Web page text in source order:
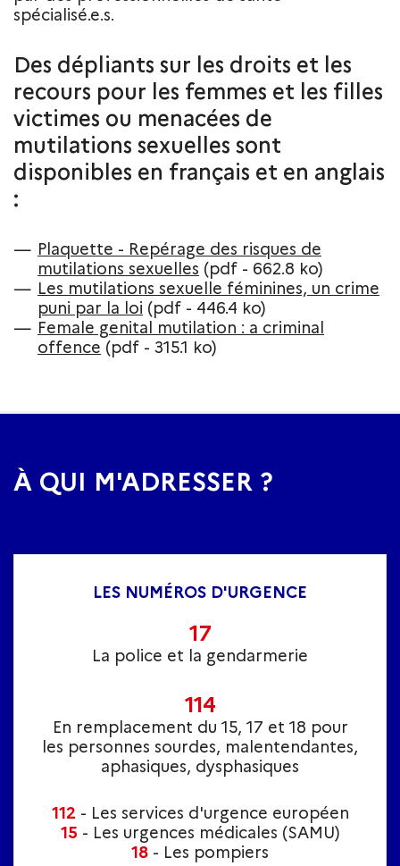
spécialisé.e.s.
Des dépliants sur les droits et les
recours pour les femmes et les filles
victimes ou menacées de
mutilations sexuelles sont
disponibles en français et en anglais
:
Plaquette - Repérage des risques de
mutilations sexuelles (pdf - 662.8 ko)
Les mutilations sexuelle féminines, un crime
puni par la loi (pdf - 446.4 ko)
Female genital mutilation : a criminal
offence (pdf - 315.1 ko)
À QUI M'ADRESSER ?
LES NUMÉROS D'URGENCE
17
La police et la gendarmerie
114
En remplacement du 15, 17 et 18 pour
les personnes sourdes, malentendantes,
aphasiques, dysphasiques
112 - Les services d'urgence européen
15 - Les urgences médicales (SAMU)
18 - Les pompiers